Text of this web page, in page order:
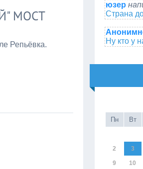
МОСТ
Репьёвка.
юзер
Страна
Ну кто у
Пн
Вт
2 3
9 10